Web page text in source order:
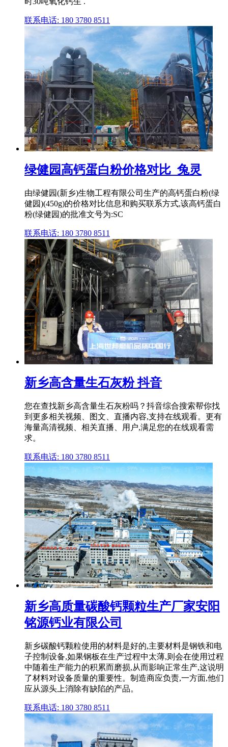
联系电话: 180 3780 8511
绿健园高钙蛋白粉价格对比_兔灵
由绿健园(新乡)生物工程有限公司生产的高钙蛋白粉(绿
健园)(450g)的价格对比信息和购买联系方式,该高钙蛋白
粉(绿健园)的批准文号为:SC
联系电话: 180 3780 8511
新乡高含量生石灰粉 抖音
您在查找新乡高含量生石灰粉吗？抖音综合搜索帮你找
到更多相关视频、图文、直播内容,支持在线观看。更有
海量高清视频、相关直播、用户,满足您的在线观看需
求。
联系电话: 180 3780 8511
新乡高质量碳酸钙颗粒生产厂家安阳
铭源钙业有限公司
新乡碳酸钙颗粒使用的材料是好的,主要材料是钢铁和电
子控制设备,如果钢板在生产过程中太薄,则会在使用过程
中随着生产能力的积累而磨损,从而影响正常生产,这说明
了材料对设备质量的重要性。制造商应负责,一方面,他们
应从源头上消除有缺陷的产品。
联系电话: 180 3780 8511